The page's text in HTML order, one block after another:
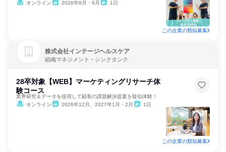
オンライン
2026年8月・9月 1日
この企業の類似募集
株式会社インテージヘルスケア
組織マネジメント・シンクタンク
28卒対象【WEB】マーケティングリサーチ体
験コース
業界研究＆データを使用して顧客の課題解決提案を疑似体験！
オンライン
2026年12月、2027年1月・2月 1日
この企業の類似募集